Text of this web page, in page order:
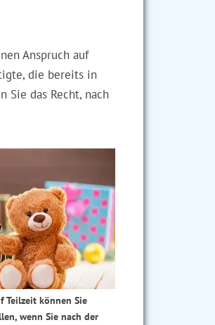
Anspruch auf
die bereits in
Sie das Recht, nach
Teilzeit können Sie
wenn Sie nach der